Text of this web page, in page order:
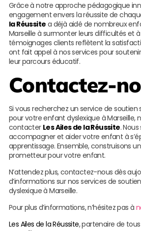
Grâce à notre approche pédagogique
engagement envers la réussite de
la Réussite a déjà aidé de nombreux
Marseille à surmonter leurs difficultés et à
témoignages clients reflètent la
ont fait appel à nos services pour
leur parcours éducatif.
Contactez-
Si vous recherchez un service de soutien
pour votre enfant dyslexique à Marseille,
contacter Les Ailes de la Réussite.
accompagner et aider votre enfant à
apprentissage. Ensemble, construisons
prometteur pour votre enfant.
N’attendez plus, contactez-nous dès
d’informations sur nos services de
dyslexique à Marseille.
Pour plus d’informations, n’hésitez pas à
Les Ailes de la Réussite, partenaire de